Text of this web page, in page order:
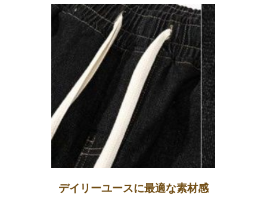
デイリーユースに最適な素材感